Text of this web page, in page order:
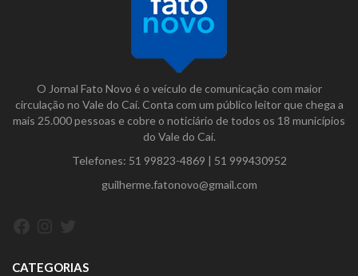
O Jornal Fato Novo é o veículo de comunicação com maior
circulação no Vale do Caí. Conta com um público leitor que chega a
mais 25.000 pessoas e cobre o noticiário de todos os 18 municípios
do Vale do Caí.
Telefones: 51 99823-4869 | 51 999430952
guilherme.fatonovo@gmail.com
CATEGORIAS